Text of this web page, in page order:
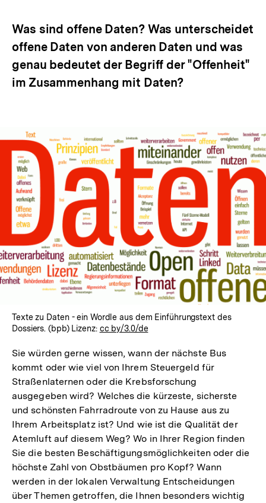
Was sind offene Daten? Was unterscheidet
offene Daten von anderen Daten und was
genau bedeutet der Begriff der "Offenheit"
im Zusammenhang mit Daten?
Texte zu Daten - ein Wordle aus dem Einführungstext des
Dossiers. (bpb) Lizenz: cc by/3.0/de
Sie würden gerne wissen, wann der nächste Bus
kommt oder wie viel von Ihrem Steuergeld für
Straßenlaternen oder die Krebsforschung
ausgegeben wird? Welches die kürzeste, sicherste
und schönsten Fahrradroute von zu Hause aus zu
Ihrem Arbeitsplatz ist? Und wie ist die Qualität der
Atemluft auf diesem Weg? Wo in Ihrer Region finden
Sie die besten Beschäftigungsmöglichkeiten oder die
höchste Zahl von Obstbäumen pro Kopf? Wann
werden in der lokalen Verwaltung Entscheidungen
über Themen getroffen, die Ihnen besonders wichtig